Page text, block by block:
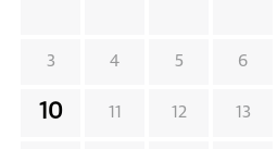
3 4 5 6
10 11 12 13